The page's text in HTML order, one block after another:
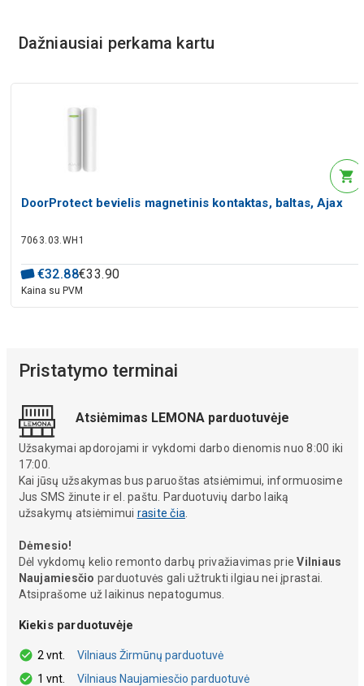
Dažniausiai perkama kartu
DoorProtect bevielis magnetinis kontaktas, baltas, Ajax
7063.03.WH1
€32.88€33.90
Kaina su PVM
Pristatymo terminai
Atsiėmimas LEMONA parduotuvėje
Užsakymai apdorojami ir vykdomi darbo dienomis nuo 8:00 iki
17:00.
Kai jūsų užsakymas bus paruoštas atsiėmimui, informuosime
Jus SMS žinute ir el. paštu. Parduotuvių darbo laiką
užsakymų atsiėmimui rasite čia
Dėmesio!
Dėl vykdomų kelio remonto darbų privažiavimas prieVilniaus
Naujamiesčio parduotuvės gali užtrukti ilgiau nei įprastai.
Atsiprašome už laikinus nepatogumus.
Kiekis parduotuvėje
2 vnt.
Vilniaus Žirmūnų parduotuvė
1 vnt.
Vilniaus Naujamiesčio parduotuvė